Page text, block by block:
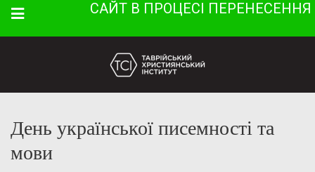
Menu САЙТ В ПРОЦЕСІ ПЕРЕНЕСЕННЯ
День української писемності та
мови